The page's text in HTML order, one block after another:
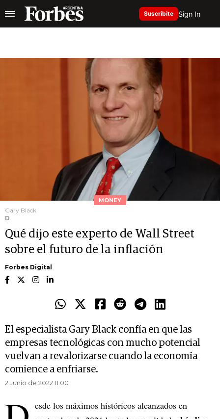
Suscribite Sign In
MONEY
Gary Black
D
Qué dijo este experto de Wall Street
sobre el futuro de la inflación
Forbes Digital
El especialista Gary Black confía en que las
empresas tecnológicas con mucho potencial
vuelvan a revalorizarse cuando la economía
comience a enfriarse.
2 Junio de 2022 11.00
esde los máximos históricos alcanzados en